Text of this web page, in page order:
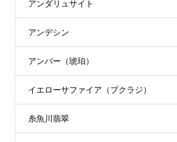
アンダリュサイト
アンデシン
アンバー（琥珀）
イエローサファイア（プクラジ）
糸魚川翡翠